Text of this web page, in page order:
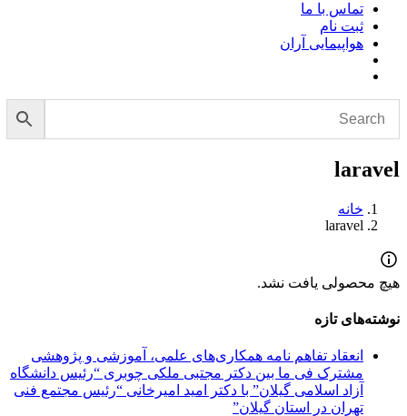
تماس با ما
ثبت نام
هواپیمایی آران
laravel
خانه
laravel
هیچ محصولی یافت نشد.
نوشته‌های تازه
انعقاد تفاهم نامه همکاری‌های علمی، آموزشی و پژوهشی
مشترک فی ما بین دکتر مجتبی ملکی چوبری “رئیس دانشگاه
آزاد اسلامی گیلان” با دکتر امید امیرخانی “رئیس مجتمع فنی
تهران در استان گیلان”